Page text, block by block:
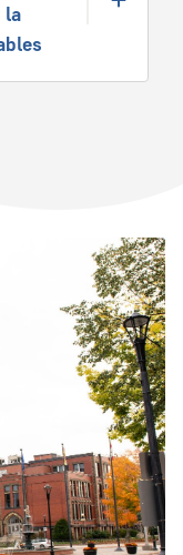
la